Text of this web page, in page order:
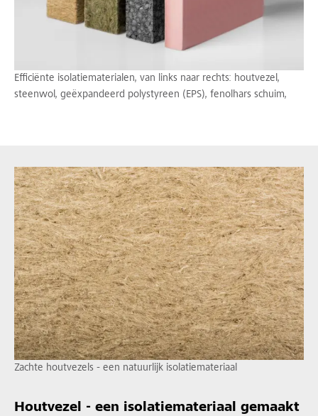
Efficiënte isolatiematerialen, van links naar rechts: houtvezel,
steenwol, geëxpandeerd polystyreen (EPS), fenolhars schuim,
Houtvezel - een isolatiemateriaal gemaakt
Zachte houtvezels - een natuurlijk isolatiemateriaal